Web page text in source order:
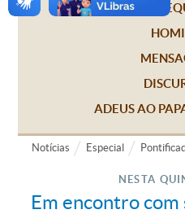
ADEUS AO
Notícias Especial
NESTA
Em encontro com